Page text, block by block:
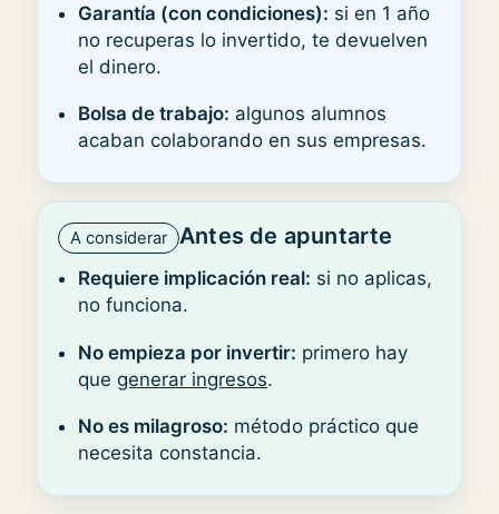
Garantía (con condiciones): si en 1 año
no recuperas lo invertido, te devuelven
el dinero.
Bolsa de trabajo: algunos alumnos
acaban colaborando en sus empresas.
A considerar Antes de apuntarte
Requiere implicación real: si no aplicas,
no funciona.
No empieza por invertir: primero hay
que generar ingresos.
No es milagroso: método práctico que
necesita constancia.